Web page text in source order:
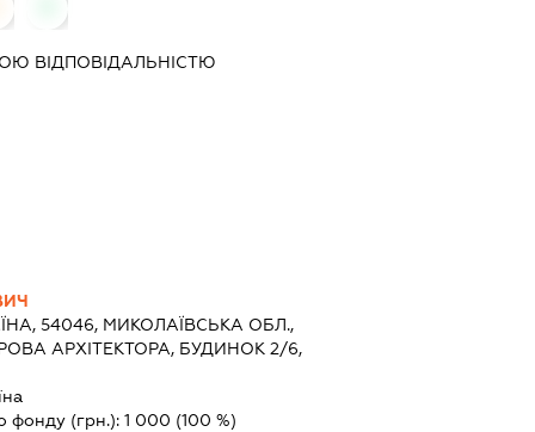
ВІДПОВІДАЛЬНІСТЮ
54046, МИКОЛАЇВСЬКА ОБЛ.,
АРХІТЕКТОРА, БУДИНОК 2/6,
фонду (грн.): 1 000 (100 %)